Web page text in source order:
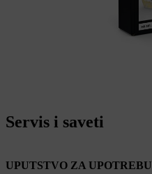
Servis i saveti
UPUTSTVO ZA UPOTREBU